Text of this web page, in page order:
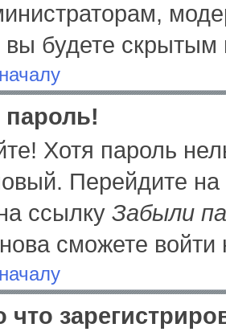
будете скрытым
Хотя пароль
Перейдите
ссылку Забыли
сможете
что